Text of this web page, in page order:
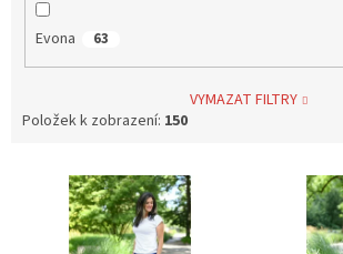
Evona 63
VYMAZAT FILTRY
Položek k zobrazení: 150